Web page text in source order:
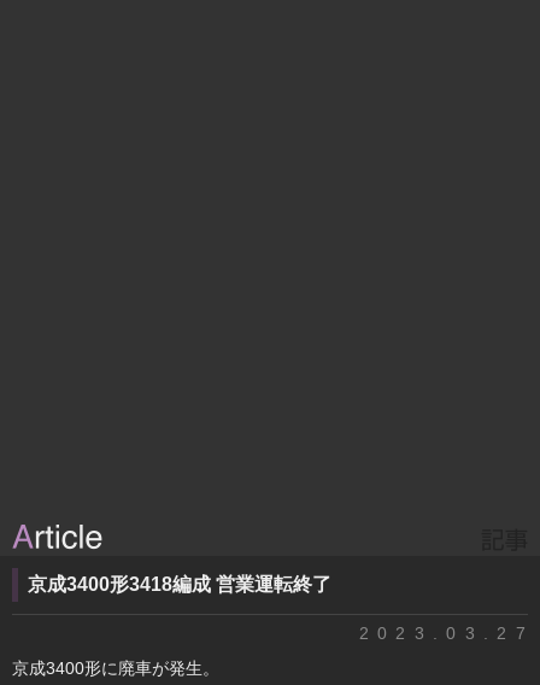
京成3400形3418編成 営業運転終了
2023.03.27
京成3400形に廃車が発生。